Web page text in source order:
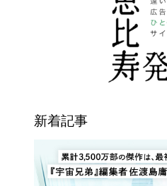
新着記事